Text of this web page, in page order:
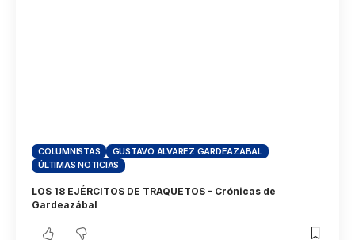
COLUMNISTAS
GUSTAVO ÁLVAREZ GARDEAZÁBAL
ÚLTIMAS NOTICIAS
LOS 18 EJÉRCITOS DE TRAQUETOS – Crónicas de
Gardeazábal